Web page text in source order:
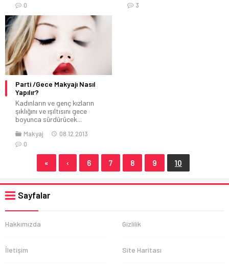
0
3
Parti /Gece Makyajı Nasıl
Yapılır?
Kadınların ve genç kızların
şıklığını ve ışıltısını gece
boyunca sürdürücek...
Makyaj
08.12.2013
0
« ‹ 6 7 8 9 10
Sayfalar
Hakkımızda Gizlilik
İletişim Site Haritası